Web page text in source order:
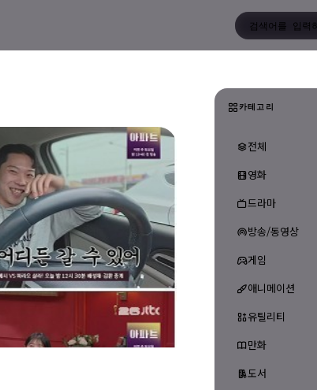
검색
카테고리
전체
영화
드라마
방송/동영상
게임
애니메이션
유틸리티
만화
도서